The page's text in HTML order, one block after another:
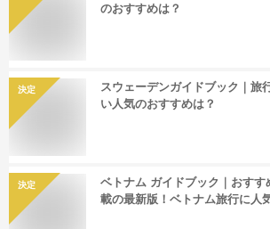
のおすすめは？
決定
スウェーデンガイドブック｜旅
い人気のおすすめは？
決定
ベトナム ガイドブック｜おすす
載の最新版！ベトナム旅行に人